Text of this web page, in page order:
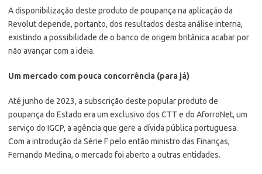
A disponibilização deste produto de poupança na aplicação da
Revolut depende, portanto, dos resultados desta análise interna,
existindo a possibilidade de o banco de origem britânica acabar por
não avançar com a ideia.
Um mercado com pouca concorrência (para já)
Até junho de 2023, a subscrição deste popular produto de
poupança do Estado era um exclusivo dos CTT e do AforroNet, um
serviço do IGCP, a agência que gere a dívida pública portuguesa.
Com a introdução da Série F pelo então ministro das Finanças,
Fernando Medina, o mercado foi aberto a outras entidades.